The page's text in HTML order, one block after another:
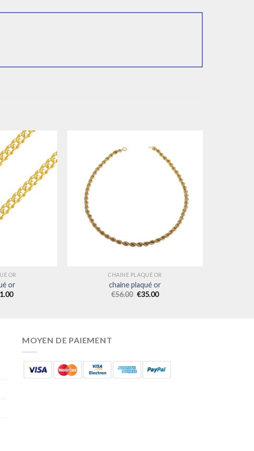
OR
or
CHAINE PLAQUÉ OR
chaine plaqué or
€56.00 €35.00
MOYEN DE PAIEMENT